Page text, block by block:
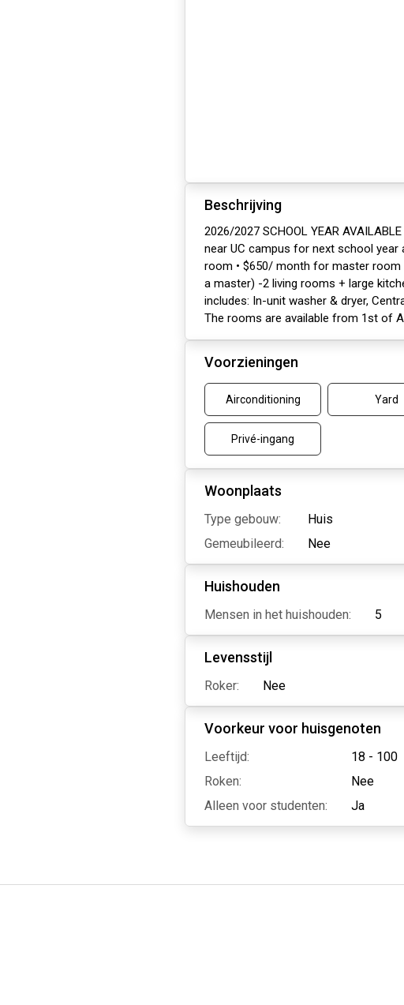
Beschrijving
2026/2027 SCHOOL YEAR
near UC campus for next school year
room • $650/ month for master room
a master) -2 living rooms + large
includes: In-unit washer & dryer,
The rooms are available from 1st of
Voorzieningen
Airconditioning Yard
Privé-ingang
Woonplaats
Type gebouw:
Huis
Gemeubileerd:
Nee
Huishouden
Mensen in het huishouden: 5
Levensstijl
Roker: Nee
Voorkeur voor huisgenoten
Leeftijd:
18 - 100
Roken:
Nee
Alleen voor studenten:
Ja